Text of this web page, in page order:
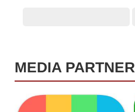
MEDIA PARTNER